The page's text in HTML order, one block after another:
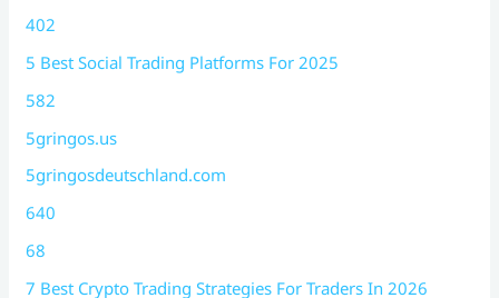
402
5 Best Social Trading Platforms For 2025
582
5gringos.us
5gringosdeutschland.com
640
68
7 Best Crypto Trading Strategies For Traders In 2026